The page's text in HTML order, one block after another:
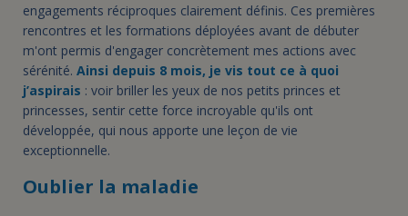
engagements réciproques clairement définis. Ces premières
rencontres et les formations déployées avant de débuter
m'ont permis d'engager concrètement mes actions avec
sérénité. Ainsi depuis 8 mois, je vis tout ce à quoi
j’aspirais : voir briller les yeux de nos petits princes et
princesses, sentir cette force incroyable qu'ils ont
développée, qui nous apporte une leçon de vie
exceptionnelle.
Oublier la maladie